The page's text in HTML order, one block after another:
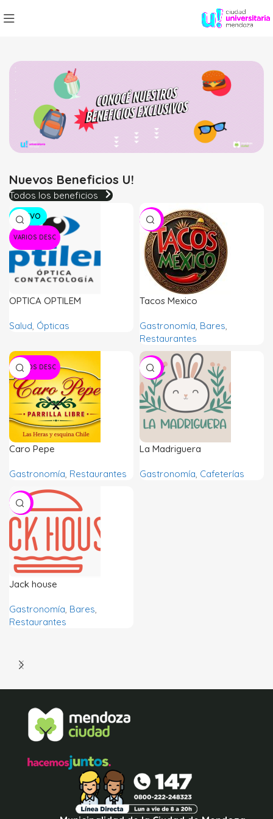
Nuevos Beneficios U!
Todos los beneficios
NUEVO
VARIOS DESC
OPTICA OPTILEM
Salud, Ópticas
-20%
Tacos Mexico
Gastronomía, Bares,
Restaurantes
VARIOS DESC
Caro Pepe
Gastronomía, Restaurantes
-20%
La Madriguera
Gastronomía, Cafeterías
-20%
Jack house
Gastronomía, Bares,
Restaurantes